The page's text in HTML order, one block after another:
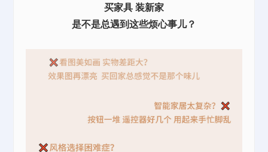
买家具 装新家
是不是总遇到这些烦心事儿？